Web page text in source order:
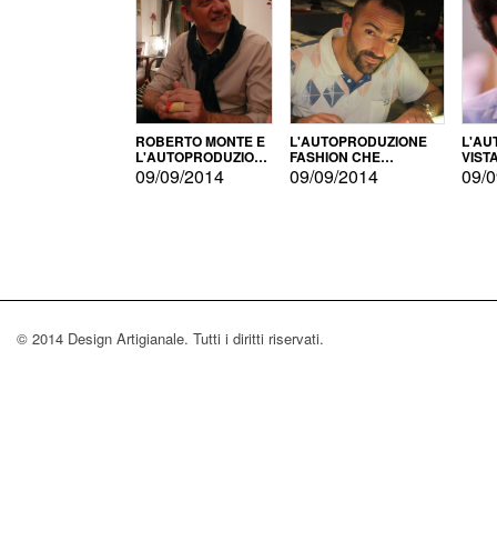
ROBERTO MONTE E
L'AUTOPRODUZIONE
CON IL CENSIMENTO
09/09/2014
L'AUTOPRODUZIONE
FASHION CHE
CONQUISTA GLI USA
09/09/2014 09/
© 2014 Design Artigianale. Tutti i diritti riservati.